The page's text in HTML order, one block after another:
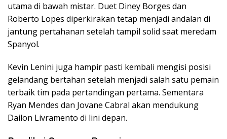
utama di bawah mistar. Duet Diney Borges dan
Roberto Lopes diperkirakan tetap menjadi andalan di
jantung pertahanan setelah tampil solid saat meredam
Spanyol.
Kevin Lenini juga hampir pasti kembali mengisi posisi
gelandang bertahan setelah menjadi salah satu pemain
terbaik tim pada pertandingan pertama. Sementara
Ryan Mendes dan Jovane Cabral akan mendukung
Dailon Livramento di lini depan.